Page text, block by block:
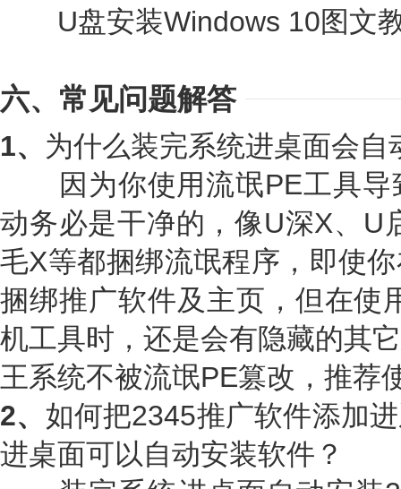
U盘安装Windows 10图文
六、常见问题解答
1、 为什么装完系统进桌面会
因为你使用流氓PE工具导
动务必是干净的，像U深X、U
毛X等都捆绑流氓程序，即使
捆绑推广软件及主页，但在使
机工具时，还是会有隐藏的其
王系统不被流氓PE篡改，推荐
2、 如何把2345推广软件添加
进桌面可以自动安装软件？